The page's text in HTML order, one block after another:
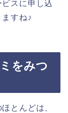
スに申し込
すね♪
をみつ
とんどは、